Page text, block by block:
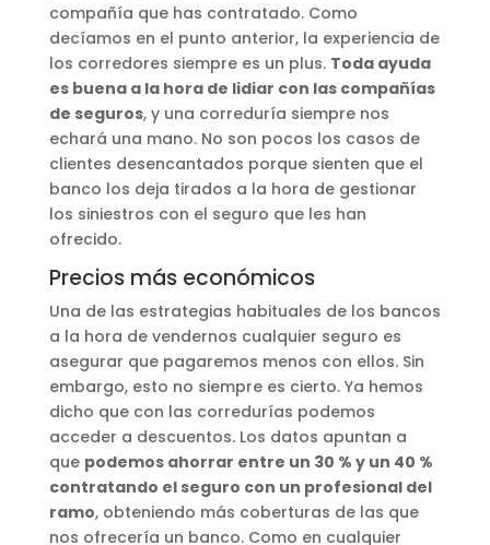
compañía que has contratado. Como
decíamos en el punto anterior, la experiencia de
los corredores siempre es un plus. Toda ayuda
es buena a la hora de lidiar con las compañías
de seguros, y una correduría siempre nos
echará una mano. No son pocos los casos de
clientes desencantados porque sienten que el
banco los deja tirados a la hora de gestionar
los siniestros con el seguro que les han
ofrecido.
Precios más económicos
Una de las estrategias habituales de los bancos
a la hora de vendernos cualquier seguro es
asegurar que pagaremos menos con ellos. Sin
embargo, esto no siempre es cierto. Ya hemos
dicho que con las corredurías podemos
acceder a descuentos. Los datos apuntan a
que podemos ahorrar entre un 30 % y un 40 %
contratando el seguro con un profesional del
ramo, obteniendo más coberturas de las que
nos ofrecería un banco. Como en cualquier